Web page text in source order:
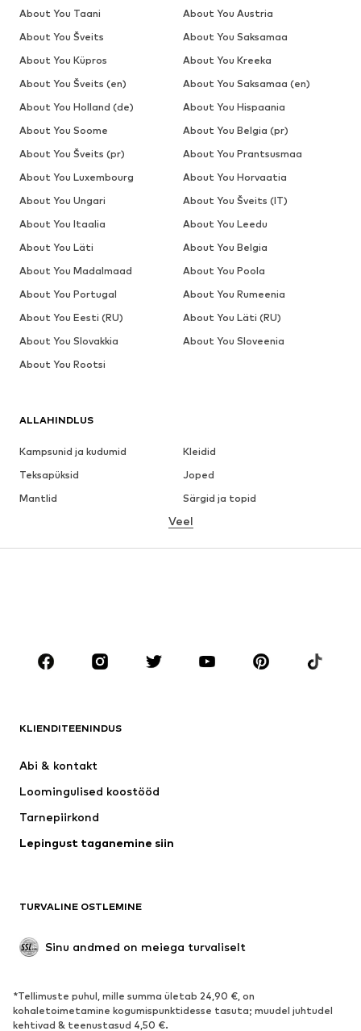
ALLAHINDLUS
Kampsunid ja kudumid
Kleidid
Teksapüksid
Joped
Mantlid
Särgid ja topid
Pesu
Aksessuaarid
Premium
Uus
Pesu
Mantlid
Sündmused
JALANÕUD
Veel
KLIENDITEENINDUS
Abi & kontakt
Loomingulised koostööd
Tarnepiirkond
Lepingust taganemine siin
TURVALINE OSTLEMINE
Sinu andmed on meiega turvaliselt
*Tellimuste puhul, mille summa ületab 24,90 €, on
kohaletoimetamine kogumispunktidesse tasuta; muudel juhtudel
kehtivad & teenustasud 4,50 €.
About You Taani
About You Austria
About You Šveits
About You Saksamaa
About You Küpros
About You Kreeka
About You Šveits (en)
About You Saksamaa (en)
About You Holland (de)
About You Hispaania
About You Soome
About You Belgia (pr)
About You Šveits (pr)
About You Prantsusmaa
About You Luxembourg
About You Horvaatia
About You Ungari
About You Šveits (IT)
About You Itaalia
About You Leedu
About You Läti
About You Belgia
About You Madalmaad
About You Poola
About You Portugal
About You Rumeenia
About You Eesti (RU)
About You Läti (RU)
About You Slovakkia
About You Sloveenia
About You Rootsi